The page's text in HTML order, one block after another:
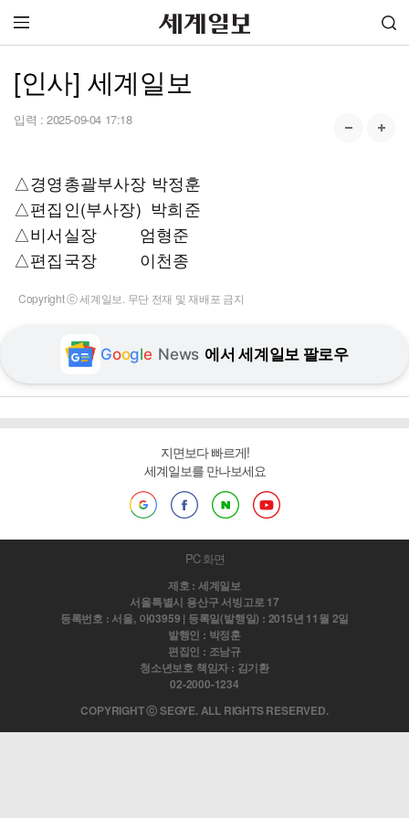
[인사] 세계일보
입력 : 2025-09-04 17:18
△경영총괄부사장 박정훈
△편집인(부사장) 박희준
△비서실장 엄형준
△편집국장 이천종
Copyright ⓒ 세계일보. 무단 전재 및 재배포 금지
Google News 에서 세계일보 팔로우
지면보다 빠르게!
세계일보를 만나보세요
PC 화면
제호 : 세계일보
서울특별시 용산구 서빙고로 17
등록번호 : 서울, 아03959 | 등록일(발행일) : 2015년 11월 2일
발행인 : 박정훈
편집인 : 조남규
청소년보호 책임자 : 김기환
02-2000-1234
COPYRIGHT ⓒ SEGYE. ALL RIGHTS RESERVED.